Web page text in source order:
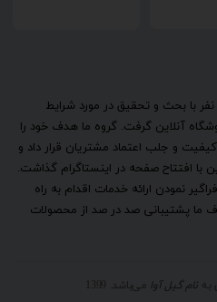
از سه نفر با بحث و تحقیق در مورد شرایط
آنلاین گرفت. گروه ما هدف خود را
و جلب اعتماد مشتریان قرار داد و
با افتتاح صفحه در اینستاگرام گذاشت.
نمودن ارائه خدمات اقدام به راه
ما پشتیبانی صد در صد از محصولات
به نام گیل آوا می‌باشد. 1399